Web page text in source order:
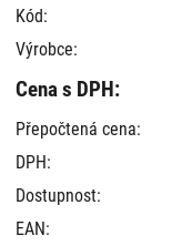
Kód:
Výrobce:
Cena s DPH:
Přepočtená cena:
DPH:
Dostupnost:
EAN: